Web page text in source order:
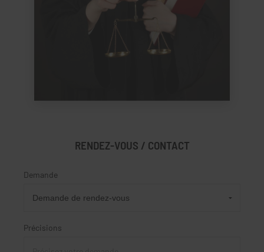
RENDEZ-VOUS / CONTACT
Demande
Précisions